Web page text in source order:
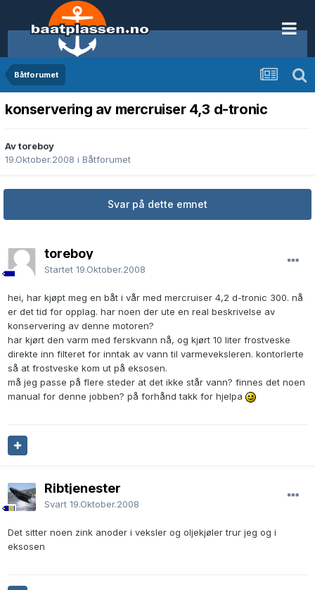
Båtforumet
konservering av mercruiser 4,3 d-tronic
Av toreboy
19.Oktober.2008 i Båtforumet
Svar på dette emnet
toreboy
Startet 19.Oktober.2008
hei, har kjøpt meg en båt i vår med mercruiser 4,2 d-tronic 300. nå
er det tid for opplag. har noen der ute en real beskrivelse av
konservering av denne motoren?
har kjørt den varm med ferskvann nå, og kjørt 10 liter frostveske
direkte inn filteret for inntak av vann til varmeveksleren. kontorlerte
så at frostveske kom ut på eksosen.
må jeg passe på flere steder at det ikke står vann? finnes det noen
manual for denne jobben? på forhånd takk for hjelpa
Ribtjenester
Svart 19.Oktober.2008
Det sitter noen zink anoder i veksler og oljekjøler trur jeg og i
eksosen